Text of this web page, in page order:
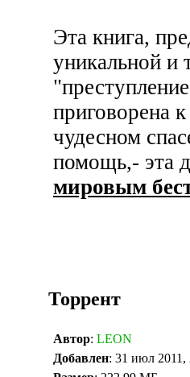
Эта книга,
уникальной и
приговорена
чудесном
помощь,- эта
мировым
Торрент
Автор: LEON
Добавлен: 31 июл 2011,